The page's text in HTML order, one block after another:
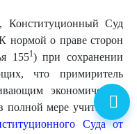
Конституционный Суд
нормой о праве сторон
1551) при сохранении
что примиритель
экономические
мере учитывает
Суда от